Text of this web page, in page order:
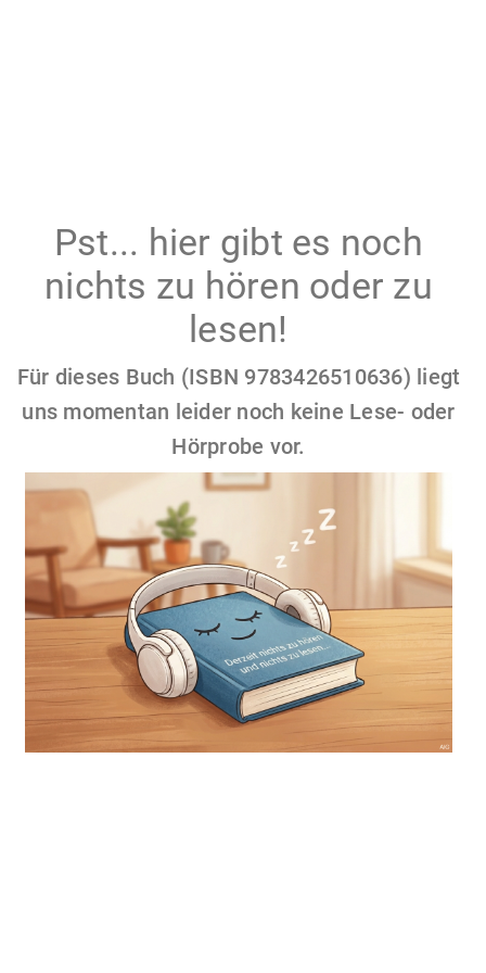
Pst... hier gibt es noch
nichts zu hören oder zu
lesen!
Für dieses Buch (ISBN 9783426510636) liegt
uns momentan leider noch keine Lese- oder
Hörprobe vor.